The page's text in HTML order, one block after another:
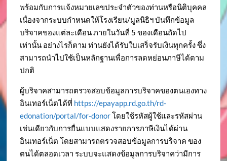
พร้อมกับการแจ้งหมายเลขประจำตัวของท่านหรือนิติบุคคล
เนื่องจากระบบกำหนดให้โรงเรียน/มูลนิธิฯ บันทึกข้อมูล
บริจาคของแต่ละเดือน ภายในวันที่ 5 ของเดือนถัดไป
เท่านั้น อย่างไรก็ตาม ท่านยังได้รับใบเสร็จรับเงินทุกครั้ง ซึ่ง
สามารถนำไปใช้เป็นหลักฐานเพื่อการลดหย่อนภาษีได้ตาม
ปกติ
ผู้บริจาคสามารถตรวจสอบข้อมูลการบริจาคของตนเองทาง
อินเทอร์เน็ตได้ที่ https://epayapp.rd.go.th/rd-
edonation/portal/for-donorโดยใช้รหัสผู้ใช้และรหัสผ่าน
เช่นเดียวกับการยื่นแบบแสดงรายการภาษีเงินได้ผ่าน
อินเทอร์เน็ต โดยสามารถตรวจสอบข้อมูลการบริจาค ของ
ตนได้ตลอดเวลา ระบบจะแสดงข้อมูลการบริจาคว่ามีการ